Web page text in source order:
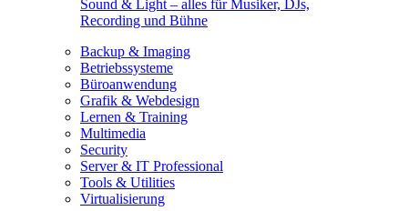
Sound & Light – alles für Musiker, DJs,
Recording und Bühne
Backup & Imaging
Betriebssysteme
Büroanwendung
Grafik & Webdesign
Lernen & Training
Multimedia
Security
Server & IT Professional
Tools & Utilities
Virtualisierung